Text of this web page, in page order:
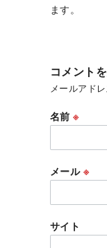
ます。
コメント
メールアド
名前※
メール ※
サイト